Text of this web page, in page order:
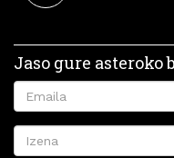
Jaso gure asteroko